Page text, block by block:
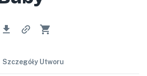
Szczegóły Utworu